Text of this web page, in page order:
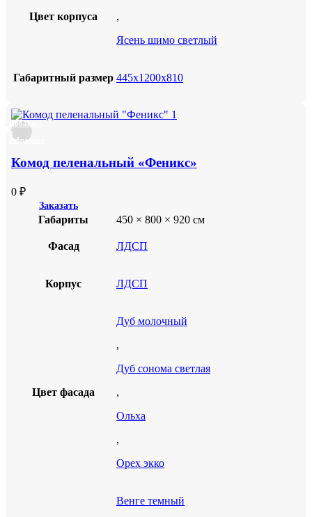
Цвет корпуса
,
Ясень шимо светлый
Габаритный размер 445х1200х810
Добавить
в
избранное
Комод пеленальный «Феникс»
0 ₽
Заказать
Габариты 450 × 800 × 920 см
Фасад ЛДСП
Корпус ЛДСП
Цвет фасада
Дуб молочный
,
Дуб сонома светлая
,
Ольха
,
Орех экко
Венге темный